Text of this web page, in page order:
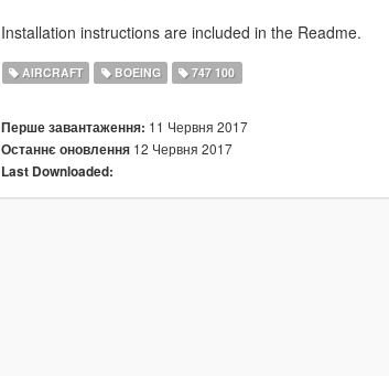
Installation instructions are included in the Readme.
AIRCRAFT BOEING 747 100
Перше завантаження: 11 Червня 2017
Останнє оновлення12 Червня 2017
Last Downloaded: